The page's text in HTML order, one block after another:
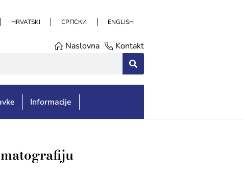
HRVATSKI СРПСКИ ENGLISH
Naslovna Kontakt
Informacije